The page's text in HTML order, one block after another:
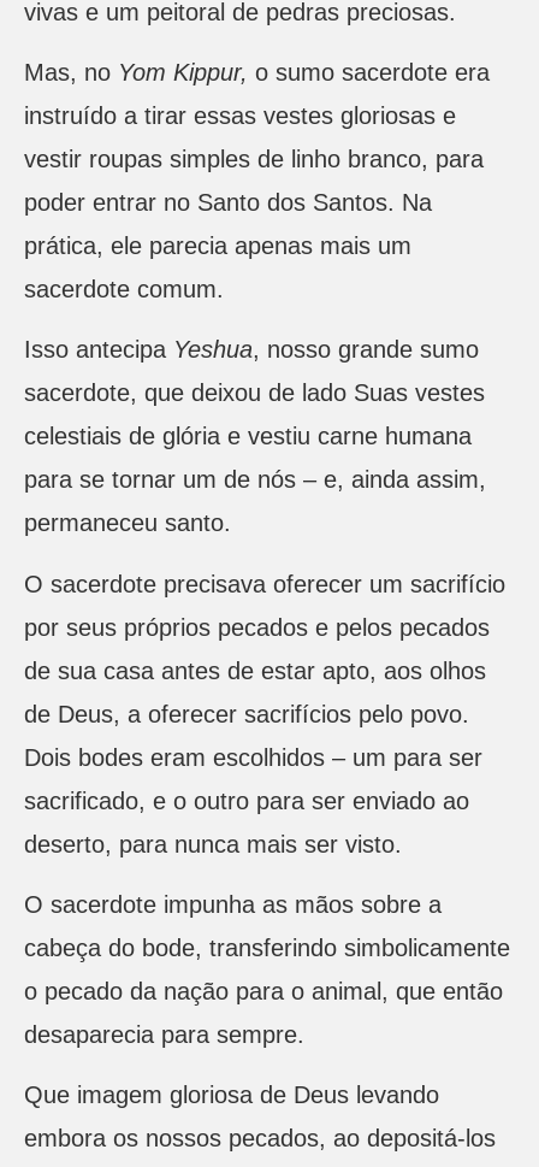
vivas e um peitoral de pedras preciosas.
Mas, no Yom Kippur, o sumo sacerdote era
instruído a tirar essas vestes gloriosas e
vestir roupas simples de linho branco, para
poder entrar no Santo dos Santos. Na
prática, ele parecia apenas mais um
sacerdote comum.
Isso antecipa Yeshua, nosso grande sumo
sacerdote, que deixou de lado Suas vestes
celestiais de glória e vestiu carne humana
para se tornar um de nós – e, ainda assim,
permaneceu santo.
O sacerdote precisava oferecer um sacrifício
por seus próprios pecados e pelos pecados
de sua casa antes de estar apto, aos olhos
de Deus, a oferecer sacrifícios pelo povo.
Dois bodes eram escolhidos – um para ser
sacrificado, e o outro para ser enviado ao
deserto, para nunca mais ser visto.
O sacerdote impunha as mãos sobre a
cabeça do bode, transferindo simbolicamente
o pecado da nação para o animal, que então
desaparecia para sempre.
Que imagem gloriosa de Deus levando
embora os nossos pecados, ao depositá-los